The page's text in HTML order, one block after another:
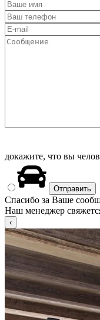
докажите, что вы
Спасибо за Ваше
Наш менеджер